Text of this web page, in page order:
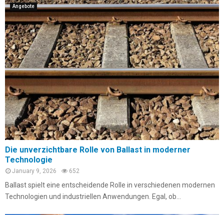
Angebote
Die unverzichtbare Rolle von Ballast in moderner
Technologie
January 9, 2026 652
Ballast spielt eine entscheidende Rolle in verschiedenen modernen
Technologien und industriellen Anwendungen. Egal, ob...